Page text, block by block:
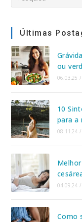
this
Últimas
ou
06.03.25 /
10
para a
08.11.24 /
04.09.24 /
Como